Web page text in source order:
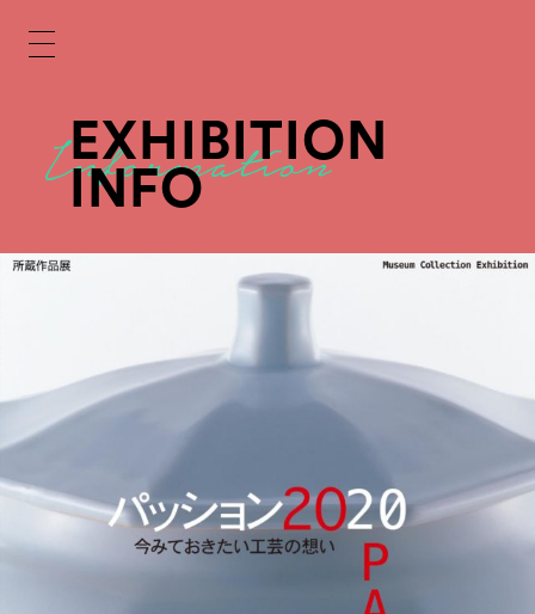
EXHIBITION
INFO